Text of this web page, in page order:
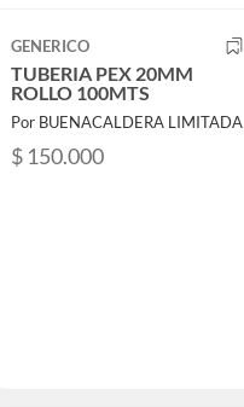
GENERICO
TUBERIA PEX 20MM
ROLLO 100MTS
Por BUENACALDERA LIMITADA
$ 150.000